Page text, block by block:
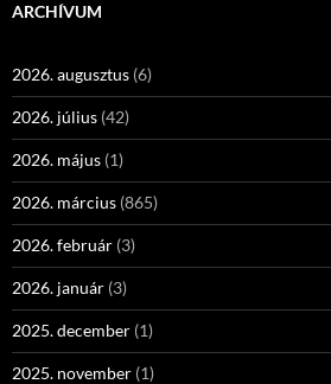
ARCHÍVUM
2026. augusztus (6)
2026. július (42)
2026. május (1)
2026. március (865)
2026. február (3)
2026. január (3)
2025. december (1)
2025. november (1)